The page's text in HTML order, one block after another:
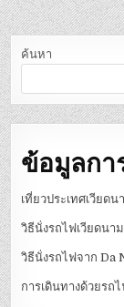
ค้นหา
ข้อมูลกา
เที่ยวประเทศเวียดน
วิธีนั่งรถไฟเวียดนา
วิธีนั่งรถไฟจาก Da
การเดินทางด้วยรถ